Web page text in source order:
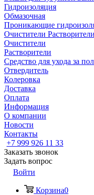
Гидроизоляция
Обмазочная
Проникающие
Очистители
Очистители
Растворители
Средство для ухода за
Отвердитель
Колеровка
Доставка
Оплата
Информация
О компании
Новости
Контакты
+7 999 926 11 33
Заказать звонок
Задать вопрос
Войти
Корзина0